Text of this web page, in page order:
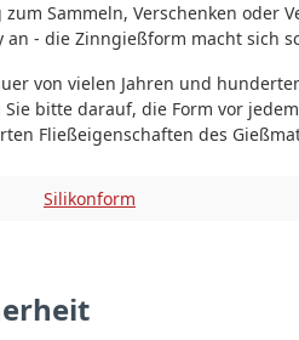
Sammeln, Verschenken oder
an - die Zinngießform macht sich
von vielen Jahren und
bitte darauf, die Form vor
Fließeigenschaften des
Silikonform